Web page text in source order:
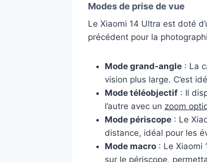
Modes de prise de vue
Le Xiaomi 14 Ultra est doté
précédent pour la
Mode grand-angle : La
vision plus large. C’est
Mode téléobjectif : Il
l’autre avec un zoom
Mode périscope : Le
distance, idéal pour les
Mode macro : Le Xiaomi
sur le périscope,